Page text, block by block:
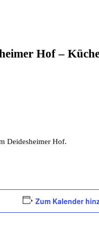
Hof –
Deidesheimer Hof.
Zum Kalender